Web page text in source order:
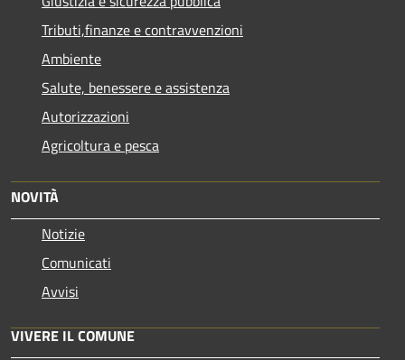
Tributi,finanze e contravvenzioni
Ambiente
Salute, benessere e assistenza
Autorizzazioni
Agricoltura e pesca
NOVITÀ
Notizie
Comunicati
Avvisi
VIVERE IL COMUNE